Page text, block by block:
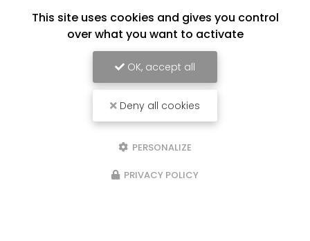
This site uses cookies and gives you control
over what you want to activate
OK, accept all
Deny all cookies
PERSONALIZE
PRIVACY POLICY